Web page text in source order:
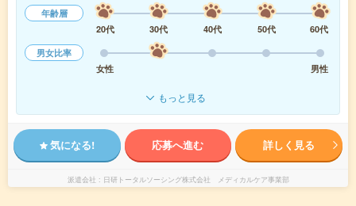
年齢層
20代
30代 40代 50代
60代
男女比率
女性
男性
もっと見る
気になる! 応募へ進む 詳しく見る
派遣会社 日研トータルソーシング株式会社 メディカルケア事業部